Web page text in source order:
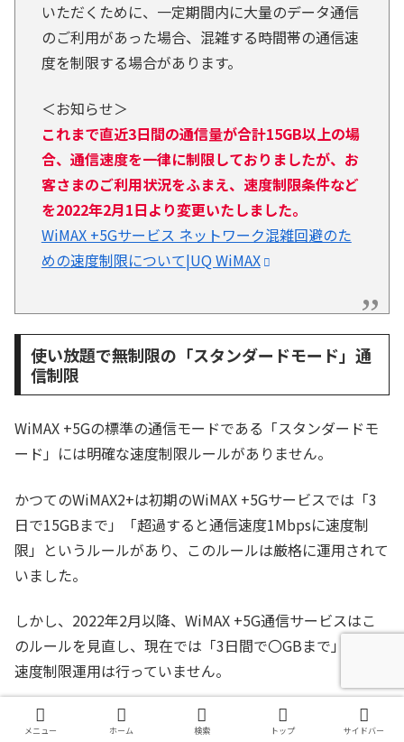
いただくために、一定期間内に大量のデータ通信
のご利用があった場合、混雑する時間帯の通信速
度を制限する場合があります。
＜お知らせ＞
これまで直近3日間の通信量が合計15GB以上の場
合、通信速度を一律に制限しておりましたが、お
客さまのご利用状況をふまえ、速度制限条件など
を2022年2月1日より変更いたしました。
WiMAX +5Gサービス ネットワーク混雑回避のた
めの速度制限について|UQ WiMAX
使い放題で無制限の「スタンダードモード」通
信制限
WiMAX +5Gの標準の通信モードである「スタンダードモ
ード」には明確な速度制限ルールがありません。
かつてのWiMAX2+は初期のWiMAX +5Gサービスでは「3
日で15GBまで」「超過すると通信速度1Mbpsに速度制
限」というルールがあり、このルールは厳格に運用されて
いました。
しかし、2022年2月以降、WiMAX +5G通信サービスはこ
のルールを見直し、現在では「3日間で〇GBまで」などの
速度制限運用は行っていません。
これにより、よほど尋常ではない通信を行わない限り スタ
メニュー ホーム 検索 トップ サイドバー